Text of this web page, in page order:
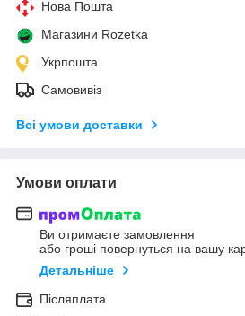
Нова Пошта
Магазини Rozetka
Укрпошта
Самовивіз
Всі умови доставки
Умови оплати
Ви отримаєте замовлення
або гроші повернуться на вашу
Детальніше
Післяплата